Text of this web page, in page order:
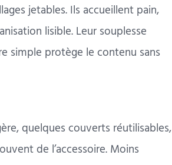
jetables. Ils accueillent pain,
lisible. Leur souplesse
simple protège le contenu sans
quelques couverts réutilisables,
de l’accessoire. Moins